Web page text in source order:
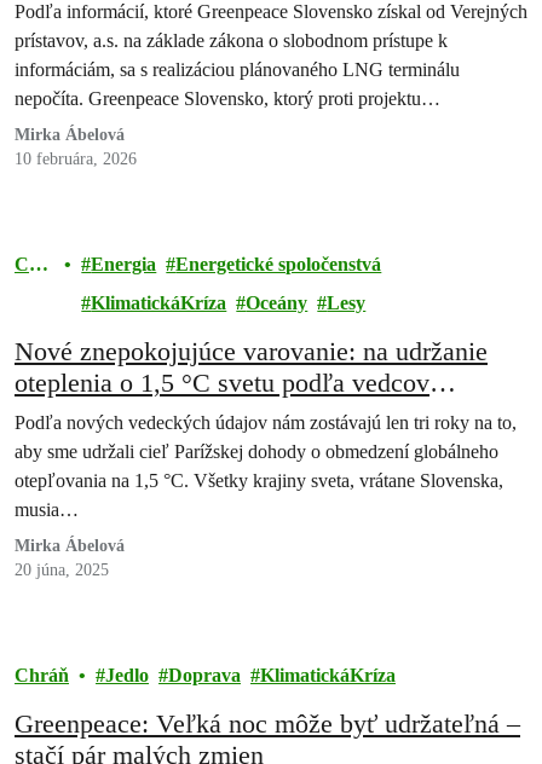
Podľa informácií, ktoré Greenpeace Slovensko získal od Verejných
prístavov, a.s. na základe zákona o slobodnom prístupe k
informáciám, sa s realizáciou plánovaného LNG terminálu
nepočíta. Greenpeace Slovensko, ktorý proti projektu…
Mirka Ábelová
10 februára, 2026
Chr
Energia
Energetické spoločenstvá
KlimatickáKríza
Oceány Lesy
Nové znepokojujúce varovanie: na udržanie
oteplenia o 1,5 °C svetu podľa vedcov
zostávajú tri roky
Podľa nových vedeckých údajov nám zostávajú len tri roky na to,
aby sme udržali cieľ Parížskej dohody o obmedzení globálneho
otepľovania na 1,5 °C. Všetky krajiny sveta, vrátane Slovenska,
musia…
Mirka Ábelová
20 júna, 2025
Chráň Jedlo Doprava KlimatickáKríza
Greenpeace: Veľká noc môže byť udržateľná –
stačí pár malých zmien